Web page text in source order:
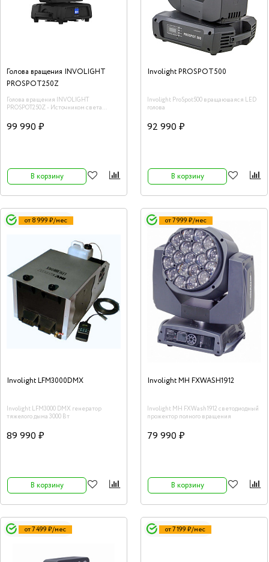
Голова вращения INVOLIGHT
PROSPOT250Z
Голова вращения INVOLIGHT
PROSPOT250Z - Источником света
светодиод цветовой температуры
8000К, световой поток луча 9500Лм, а
99 990 ₽
В корзину
Involight PROSPOT500
Involight ProSpot500 вращаюшаяся LED
голова
92 990 ₽
В корзину
от 8 999 ₽/мес
Involight LFM3000DMX
Involight LFM3000 DMX генератор
тяжелого дыма 3000 Вт
89 990 ₽
В корзину
от 7 999 ₽/мес
Involight MH FXWASH1912
Involight MH FXWash1912 светодиодный
прожектор полного вращения
79 990 ₽
В корзину
от 7 499 ₽/мес от 7 199 ₽/мес